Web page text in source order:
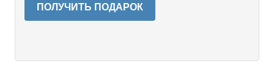
ПОЛУЧИТЬ ПОДАРОК